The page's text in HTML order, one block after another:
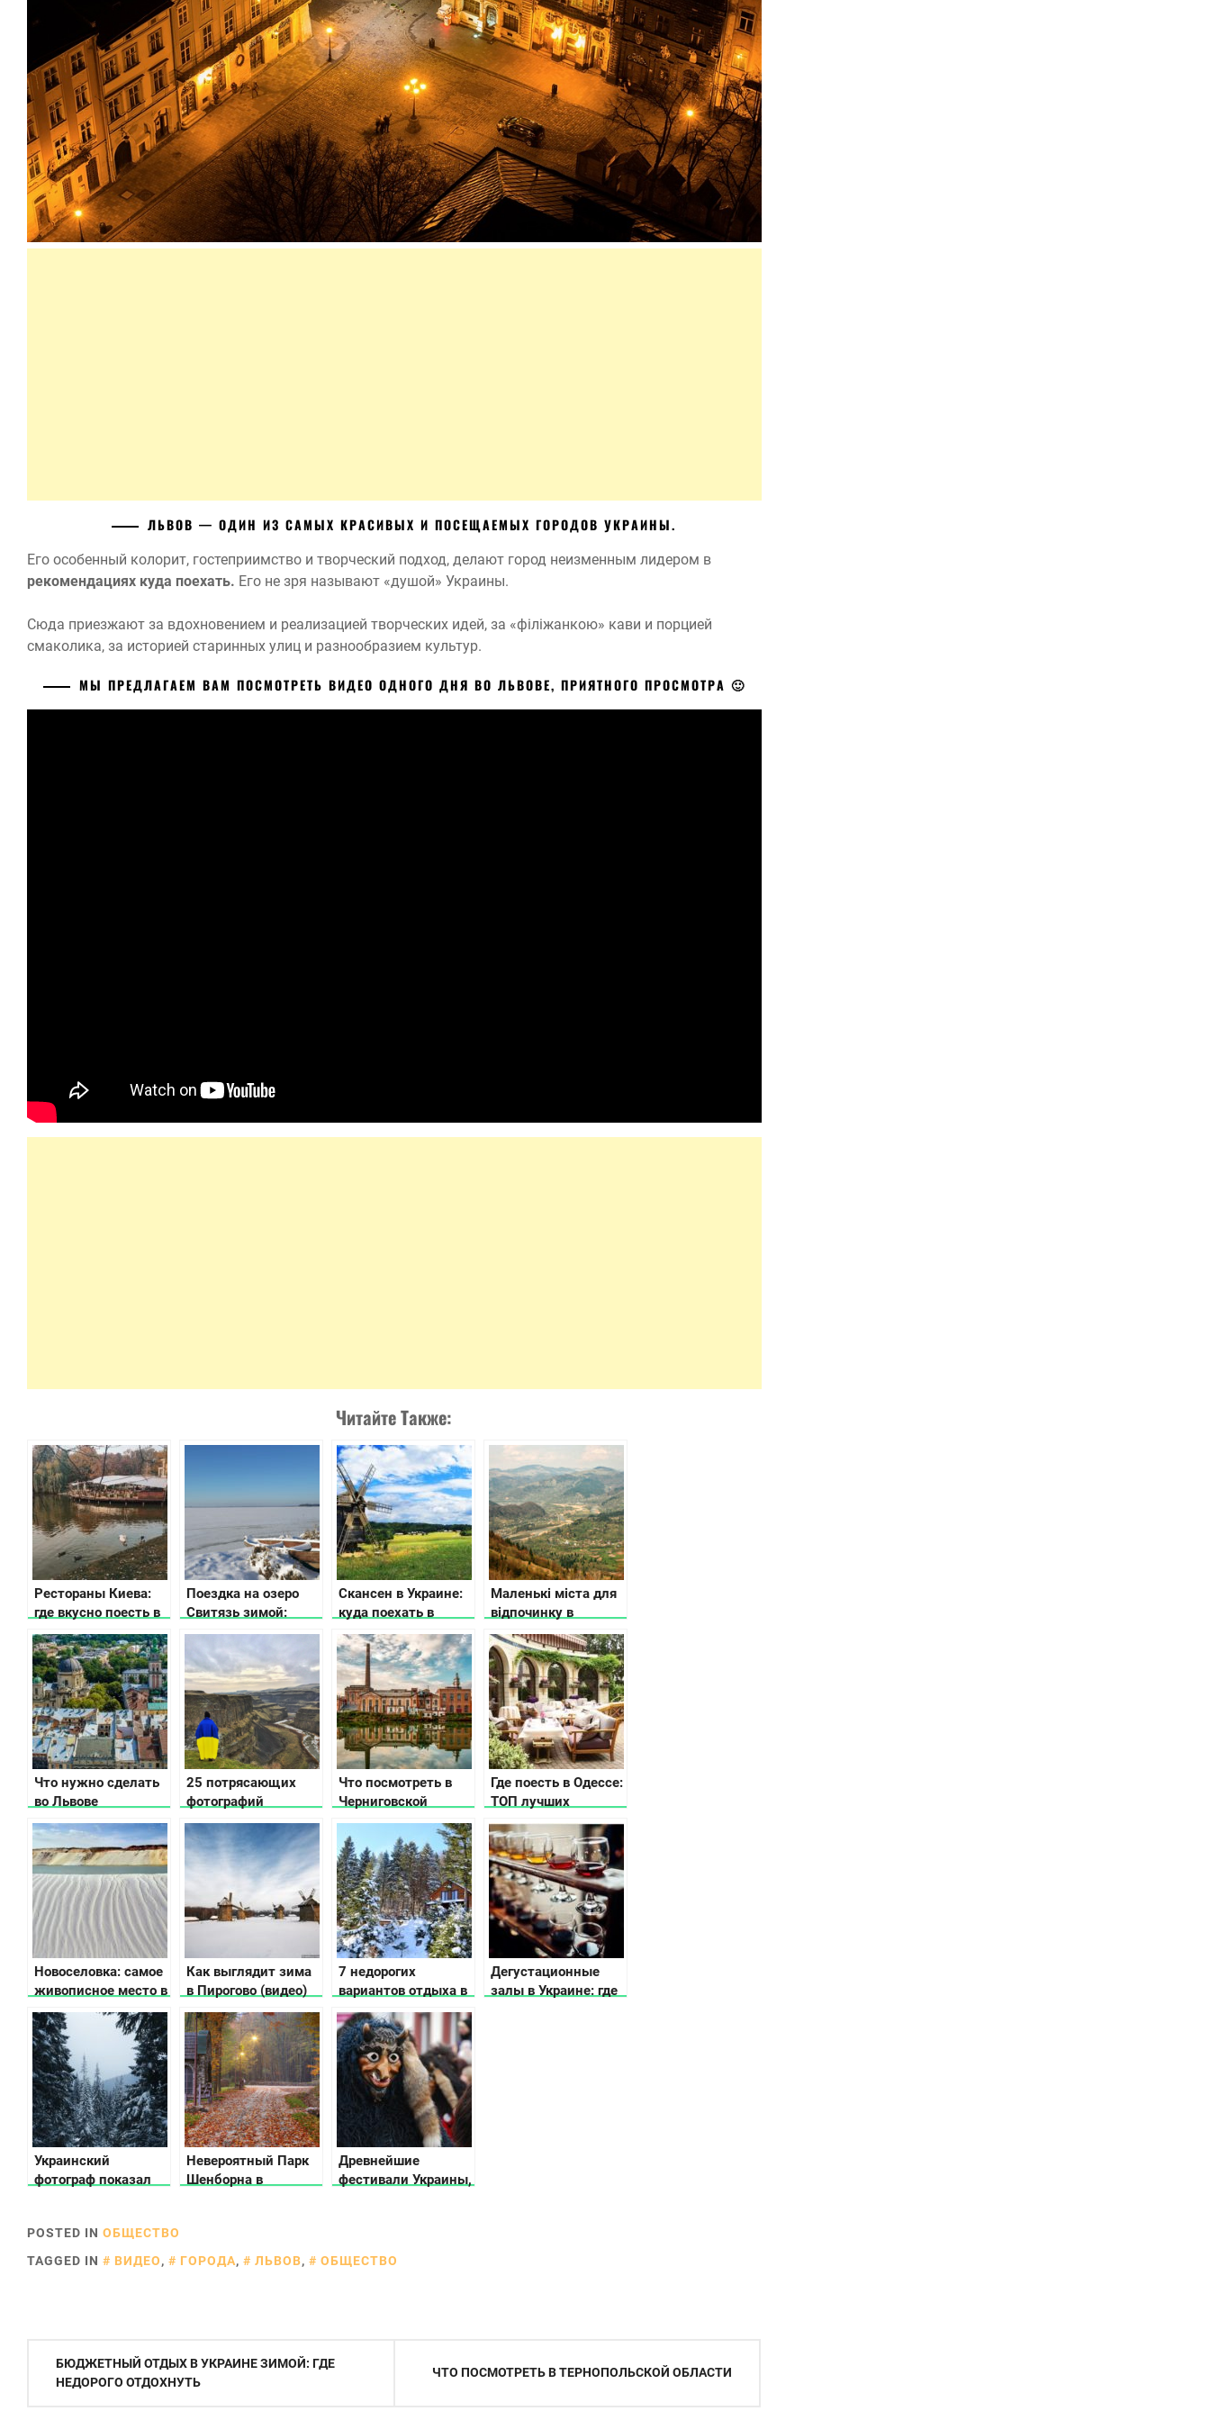
ЛЬВОВ — ОДИН ИЗ САМЫХ КРАСИВЫХ И ПОСЕЩАЕМЫХ ГОРОДОВ УКРАИНЫ.
Его особенный колорит, гостеприимство и творческий подход, делают город неизменным лидером в
рекомендациях куда поехать. Его не зря называют «душой» Украины.
Сюда приезжают за вдохновением и реализацией творческих идей, за «філіжанкою» кави и порцией
смаколика, за историей старинных улиц и разнообразием культур.
МЫ ПРЕДЛАГАЕМ ВАМ ПОСМОТРЕТЬ ВИДЕО ОДНОГО ДНЯ ВО ЛЬВОВЕ, ПРИЯТНОГО ПРОСМОТРА 🙂
Читайте Также:
Рестораны Киева:
где вкусно поесть в
столице Украины
Поездка на озеро
Свитязь зимой:
коньки, лыжи и
зимняя рыбалка
Скансен в Украине:
куда поехать в
музей под
открытым небом
Маленькі міста для
відпочинку в
Карпатах
Что нужно сделать
во Львове
25 потрясающих
фотографий
Украины, снятых
путешествующим
американцем
Что посмотреть в
Черниговской
области
Где поесть в Одессе:
ТОП лучших
заведений Южной
Пальмиры
Новоселовка: самое
живописное место в
Харьковской
области
Как выглядит зима
в Пирогово (видео)
7 недорогих
вариантов отдыха в
Карпатах
Дегустационные
залы в Украине: где
Украинский
фотограф показал
Невероятный Парк
Шенборна в
Древнейшие
фестивали Украины,
POSTED IN ОБЩЕСТВО
TAGGED IN
ВИДЕО, ГОРОДА, ЛЬВОВ, ОБЩЕСТВО
Навигация
БЮДЖЕТНЫЙ ОТДЫХ В УКРАИНЕ ЗИМОЙ: ГДЕ
НЕДОРОГО ОТДОХНУТЬ
ЧТО ПОСМОТРЕТЬ В ТЕРНОПОЛЬСКОЙ ОБЛАСТИ